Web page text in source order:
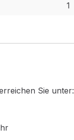
1
Sie unter: